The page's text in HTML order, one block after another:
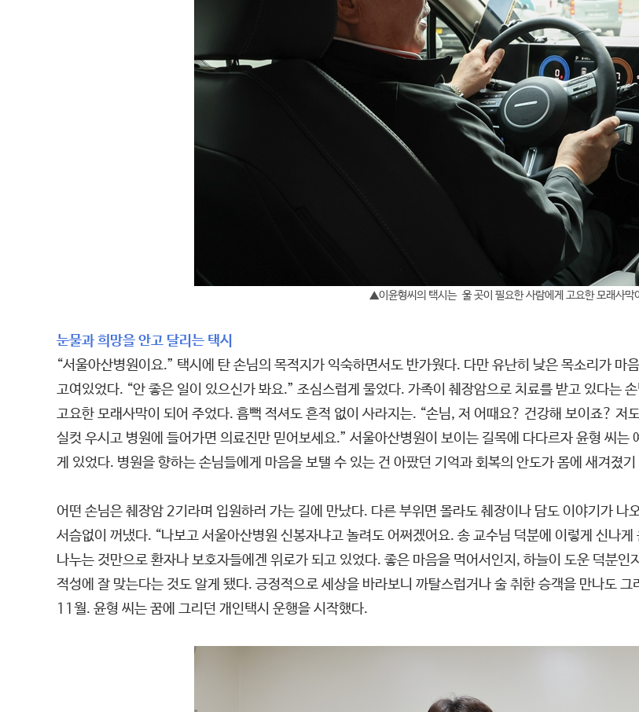
▲이윤형씨의 택시는 울 곳이 필요한 사람에게 고요한 모래사막
눈물과 희망을 안고 달리는 택시
“서울아산병원이요.” 택시에 탄 손님의 목적지가 익숙하면서도 반가웠다. 다만 유난히 낮은 목소리가 마
고여있었다. “안 좋은 일이 있으신가 봐요.” 조심스럽게 물었다. 가족이 췌장암으로 치료를 받고 있다는
고요한 모래사막이 되어 주었다. 흠뻑 적셔도 흔적 없이 사라지는. “손님, 저 어때요? 건강해 보이죠? 저
실컷 우시고 병원에 들어가면 의료진만 믿어보세요.” 서울아산병원이 보이는 길목에 다다르자 윤형 씨
게 있었다. 병원을 향하는 손님들에게 마음을 보탤 수 있는 건 아팠던 기억과 회복의 안도가 몸에 새겨졌
어떤 손님은 췌장암 2기라며 입원하러 가는 길에 만났다. 다른 부위면 몰라도 췌장이나 담도 이야기가
서슴없이 꺼냈다. “나보고 서울아산병원 신봉자냐고 놀려도 어쩌겠어요. 송 교수님 덕분에 이렇게 신나
나누는 것만으로 환자나 보호자들에겐 위로가 되고 있었다. 좋은 마음을 먹어서인지, 하늘이 도운 덕분
적성에 잘 맞는다는 것도 알게 됐다. 긍정적으로 세상을 바라보니 까탈스럽거나 술 취한 승객을 만나도
11월. 윤형 씨는 꿈에 그리던 개인택시 운행을 시작했다.